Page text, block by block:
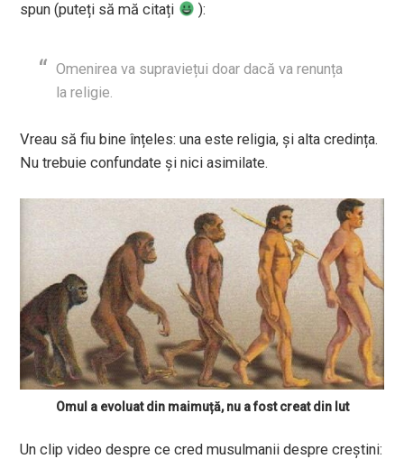
spun (puteți să mă citați
):
Omenirea va supraviețui doar dacă va renunța
la religie.
Vreau să fiu bine înțeles: una este religia, și alta credința.
Nu trebuie confundate și nici asimilate.
Omul a evoluat din maimuță, nu a fost creat din lut
Un clip video despre ce cred musulmanii despre creștini: